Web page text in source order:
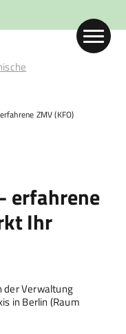
ZMV (KFO)
erfahrene
Ihr
der Verwaltung
in Berlin (Raum